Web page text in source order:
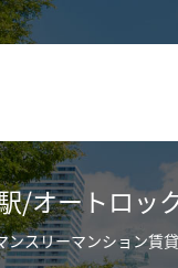
/オートロッ
スリーマンション賃